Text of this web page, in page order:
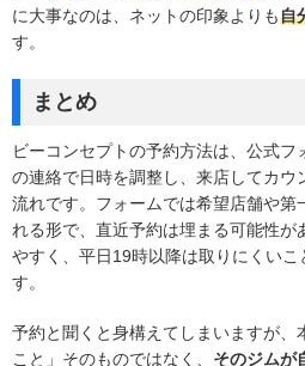
に大事なのは、ネットの印象よりも自
す。
まとめ
ビーコンセプトの予約方法は、公式フ
の連絡で日時を調整し、来店してカウ
流れです。フォームでは希望店舗や第
れる形で、直近予約は埋まる可能性が
やすく、平日19時以降は取りにくいこ
す。
予約と聞くと身構えてしまいますが、
こと」そのものではなく、 そのジムが